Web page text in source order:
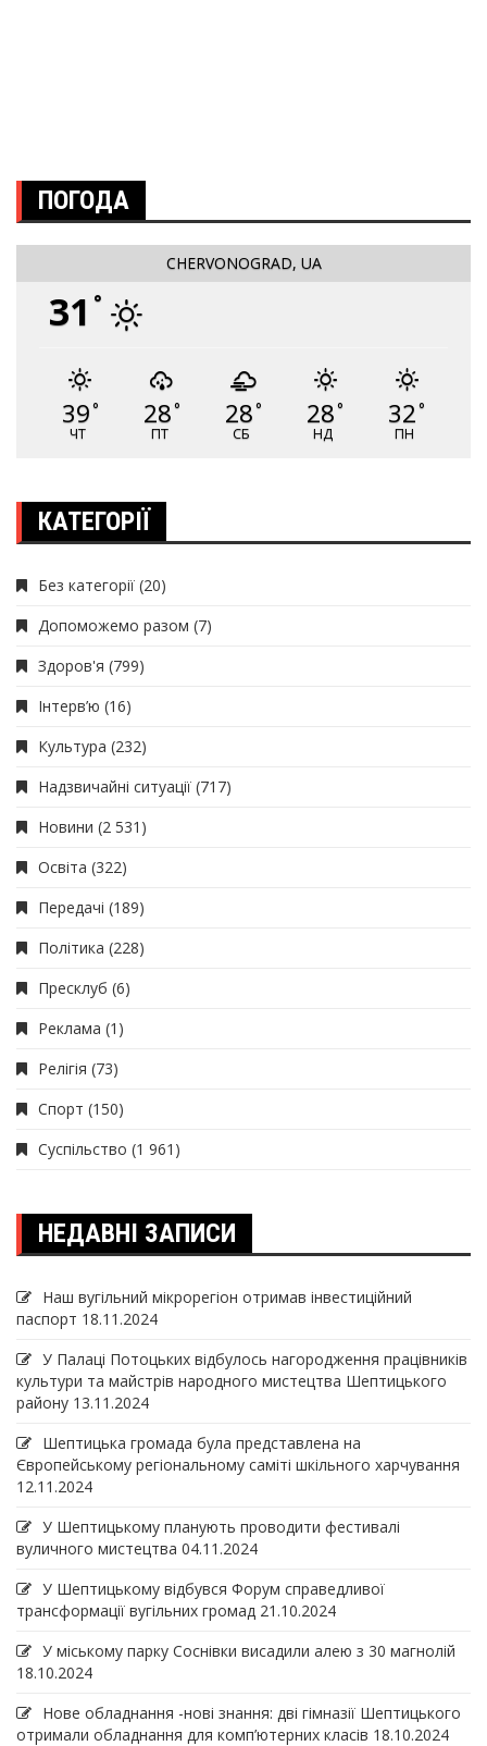
ПОГОДА
CHERVONOGRAD, UA
31 °
39°
ЧТ
28°
ПТ
28°
СБ
28°
НД
32°
ПН
КАТЕГОРІЇ
Без категорії (20)
Допоможемо разом (7)
Здоров'я (799)
Інтерв’ю (16)
Культура (232)
Надзвичайні ситуації (717)
Новини (2 531)
Освіта (322)
Передачі (189)
Політика (228)
Пресклуб (6)
Реклама (1)
Релігія (73)
Спорт (150)
Суспільство (1 961)
НЕДАВНІ ЗАПИСИ
Наш вугільний мікрорегіон отримав інвеcтиційний
паспорт 18.11.2024
У Палаці Потоцьких відбулось нагородження працівників
культури та майстрів народного мистецтва Шептицького
району 13.11.2024
Шептицька громада була представлена на
Європейському регіональному саміті шкільного харчування
12.11.2024
У Шептицькому планують проводити фестивалі
вуличного мистецтва 04.11.2024
У Шептицькому відбувся Форум справедливої
трансформації вугільних громад 21.10.2024
У міському парку Соснівки висадили алею з 30 магнолій
18.10.2024
Нове обладнання -нові знання: дві гімназії Шептицького
отримали обладнання для комп’ютерних класів 18.10.2024